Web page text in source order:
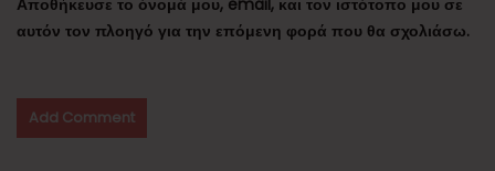
αυτόν τον πλοηγό για την επόμενη φορά που θα σχολιάσω.